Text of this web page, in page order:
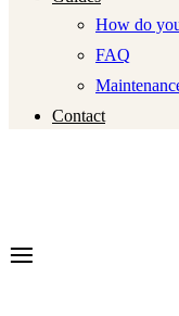
How do
FAQ
Contact